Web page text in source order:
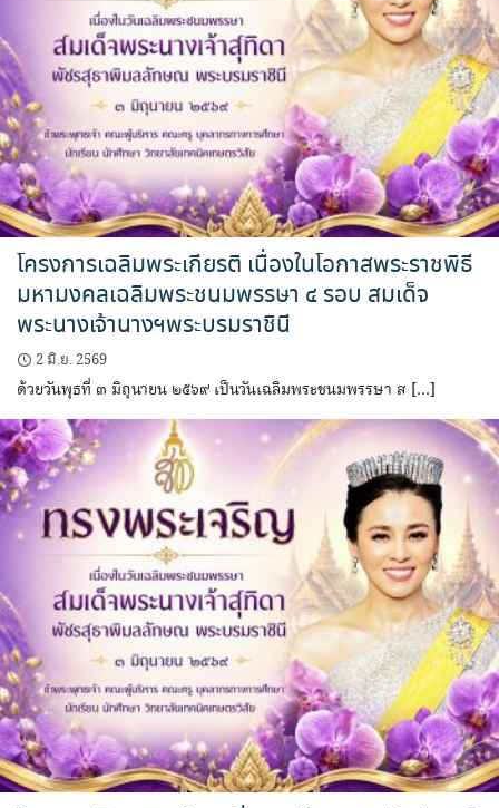
โครงการเฉลิมพระเกียรติ เนื่องในโอกาสพระราชพิธี
มหามงคลเฉลิมพระชนมพรรษา ๔ รอบ สมเด็จ
พระนางเจ้านางฯพระบรมราชินี
2 มิ.ย. 2569
ด้วยวันพุธที่ ๓ มิถุนายน ๒๕๖๙ เป็นวันเฉลิมพระชนมพรรษา ส […]